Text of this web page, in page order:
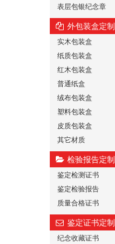
表层包银纪念章
外包装盒定制
实木包装盒
纸质包装盒
红木包装盒
普通纸盒
绒布包装盒
塑料包装盒
皮质包装盒
其它材质
检验报告定制
鉴定检测证书
鉴定检验报告
质量合格证书
鉴定证书定制
纪念收藏证书